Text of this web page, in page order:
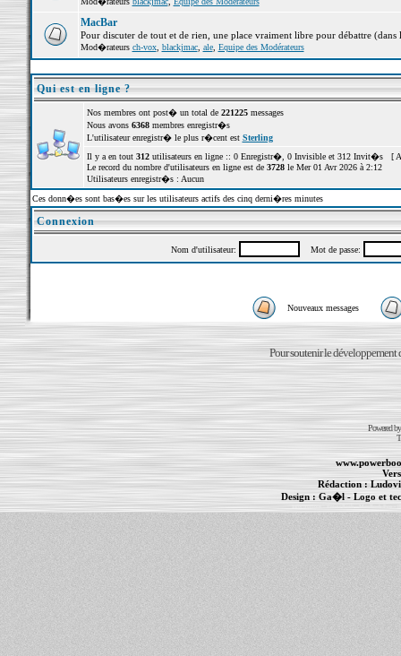
MacBar
Pour discuter de tout et de rien, une place vraiment libre pour débattre (dans
Mod�rateurs ch-vox, blackjmac, ale, Equipe des Modérateurs
Qui est en ligne ?
Nos membres ont post� un total de 221225messages
Nous avons 6368membres enregistr�s
L'utilisateur enregistr� le plus r�cent est Sterling
Il y a en tout 312utilisateurs en ligne :: 0 Enregistr�, 0 Invisible et 312 Invit�s [
Le record du nombre d'utilisateurs en ligne est de 3728le Mer 01 Avr 2026 à 2:12
Utilisateurs enregistr�s : Aucun
Ces donn�es sont bas�es sur les utilisateurs actifs des cinq derni�res minutes
Connexion
Nom d'utilisateur: Mot de passe:
Nouveaux messages
Pour soutenir le développement
Powered
Rédaction :
Design : Ga�l- Logo et